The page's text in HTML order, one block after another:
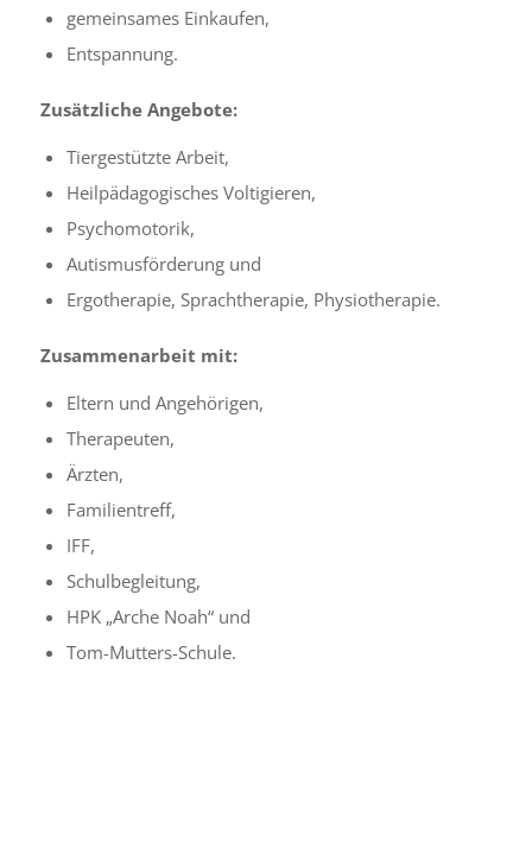
gemeinsames Einkaufen,
Entspannung.
Zusätzliche Angebote:
Tiergestützte Arbeit,
Heilpädagogisches Voltigieren,
Psychomotorik,
Autismusförderung und
Ergotherapie, Sprachtherapie, Physiotherapie.
Zusammenarbeit mit:
Eltern und Angehörigen,
Therapeuten,
Ärzten,
Familientreff,
IFF,
Schulbegleitung,
HPK „Arche Noah“ und
Tom-Mutters-Schule.